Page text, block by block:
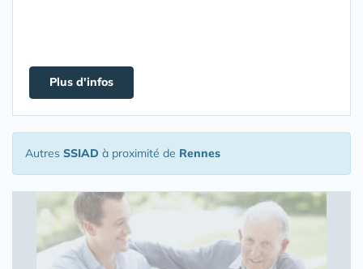
Plus d'infos
Autres SSIAD à proximité de Rennes